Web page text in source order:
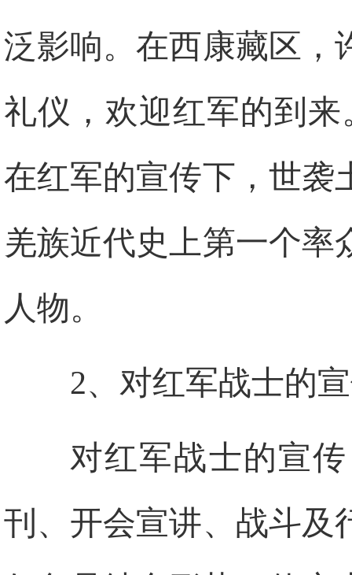
泛影响。在西康藏区，
礼仪，欢迎红军的到
在红军的宣传下，世袭
羌族近代史上第一个率
人物。
2、对红军战士的
对红军战士的宣
刊、开会宣讲、战斗及